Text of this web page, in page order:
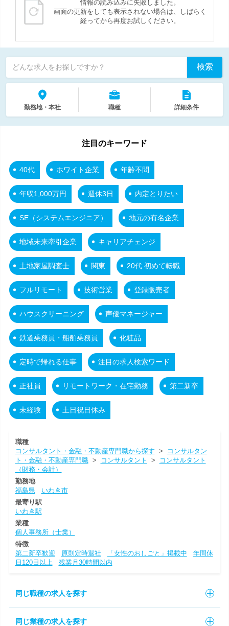
情報の読み込みに失敗しました。
画面の更新をしても表示されない場合は、しばらく
経ってから再度お試しください。
どんな求人をお探しですか？ 検索
勤務地・本社 職種 詳細条件
注目のキーワード
40代 ホワイト企業 年齢不問
年収1,000万円 週休3日 内定とりたい
SE（システムエンジニア） 地元の有名企業
地域未来牽引企業 キャリアチェンジ
土地家屋調査士 関東 20代 初めて転職
フルリモート 技術営業 登録販売者
ハウスクリーニング 声優マネージャー
鉄道乗務員・船舶乗務員 化粧品
定時で帰れる仕事 注目の求人検索ワード
正社員 リモートワーク・在宅勤務 第二新卒
未経験 土日祝日休み
職種
コンサルタント・金融・不動産専門職から探す >
コンサルタン
ト・金融・不動産専門職> コンサルタント >
コンサルタント
（財務・会計）
勤務地
福島県
いわき市
最寄り駅
いわき駅
業種
個人事務所（士業）
特徴
第二新卒歓迎
原則定時退社 「女性のおしごと」掲載中
年間休
日120日以上
残業月30時間以内
同じ職種の求人を探す
同じ業種の求人を探す